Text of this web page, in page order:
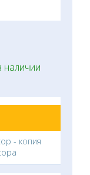
наличии
- копия